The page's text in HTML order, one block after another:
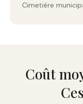
Cimetière
Coût